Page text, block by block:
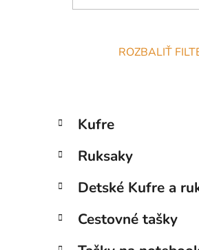
ROZBALIŤ
Preskočiť
kategórie
K
a
e
ó
i
Kufre
Ruksaky
Detské Kufre a
Cestovné tašky